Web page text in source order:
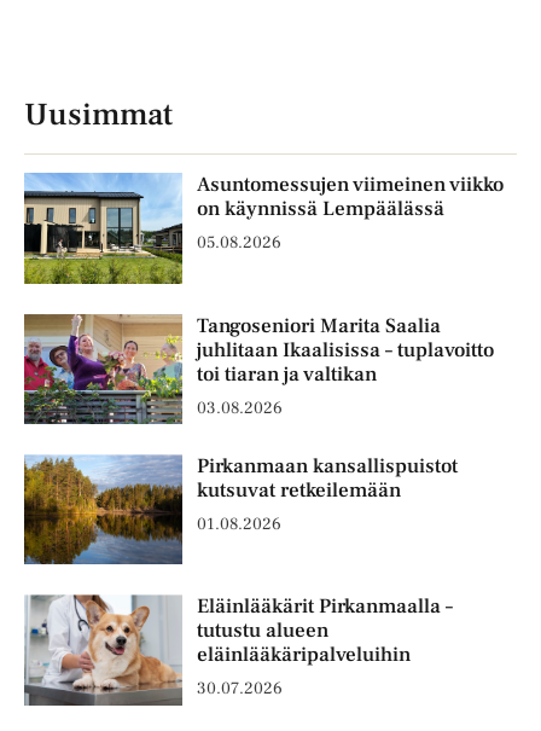
Uusimmat
Asuntomessujen viimeinen viikko
on käynnissä Lempäälässä
05.08.2026
Tangoseniori Marita Saalia
juhlitaan Ikaalisissa – tuplavoitto
toi tiaran ja valtikan
03.08.2026
Pirkanmaan kansallispuistot
kutsuvat retkeilemään
01.08.2026
Eläinlääkärit Pirkanmaalla –
tutustu alueen
eläinlääkäripalveluihin
30.07.2026